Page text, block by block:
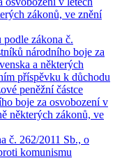
zákonů, ve znění
zákona č.
národního boje za
a některých
příspěvku k důchodu
peněžní částce
boje za osvobození v
některých zákonů, ve
č. 262/2011 Sb., o
komunismu